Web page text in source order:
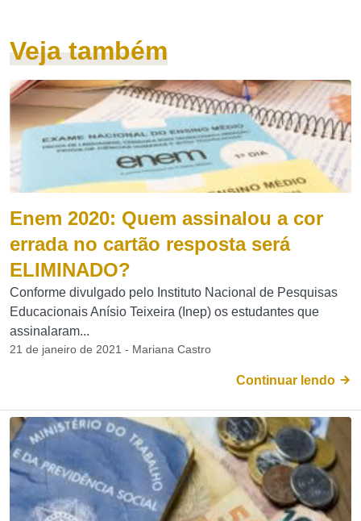
Veja também
Enem 2020: Quem assinalou a cor
errada no cartão resposta será
ELIMINADO?
Conforme divulgado pelo Instituto Nacional de Pesquisas
Educacionais Anísio Teixeira (Inep) os estudantes que
assinalaram...
21 de janeiro de 2021 - Mariana Castro
Continuar lendo